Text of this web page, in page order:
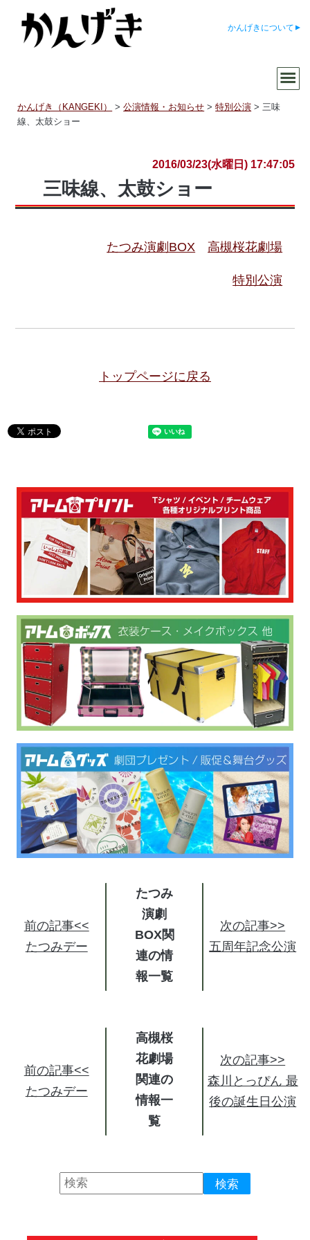
かんげきについて
かんげき（KANGEKI） >公演情報・お知らせ >特別公演 >三味
線、太鼓ショー
2016/03/23(水曜日) 17:47:05
三味線、太鼓ショー
たつみ演劇BOX 高槻桜花劇場
特別公演
トップページに戻る
前の記事<<
たつみデー
たつみ
演劇
BOX関
連の情
報
次の記事>>
五周年記念公演
前の記事<<
たつみデー
高槻桜
花劇場
関連の
情報
次の記事>>
森川とっぴん 最
後の誕生日公演